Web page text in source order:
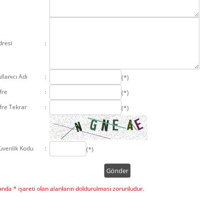
:
Adı :
(*)
:
(*)
Tekrar
: (*)
Kodu : (*)
* işareti olan alanların doldurulması zorunludur.